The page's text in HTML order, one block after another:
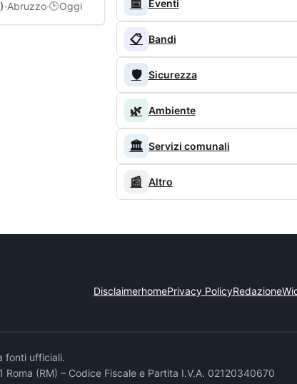
·Abruzzo·🕒Oggi 📅 Eventi
📋 Bandi
🛡️ Sicurezza
🌿 Ambiente
🏛️ Servizi comunali
📰 Altro
DisclaimerhomePrivacy PolicyRedazione
fonti ufficiali.
(RM) – Codice Fiscale e Partita I.V.A. 02120340670